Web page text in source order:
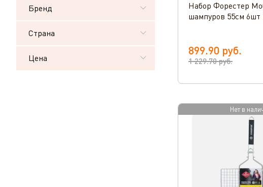
Бренд
Страна
Цена
Набор Форестер
шампуров 55см 6шт
899.90 руб.
1 229.70руб.
Нет в